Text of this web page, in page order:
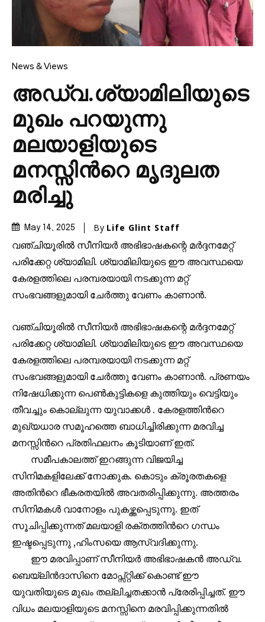
Join our community of
SUBSCRIBERS and be part of the
conversation.
To subscribe, simply enter your email address on our website
or click the subscribe button below. Don't worry, we respect
your privacy and won't spam your inbox. Your information is
safe with us.
News & Views
അഡ്വ.ശ്യാമിലിയുടെ
മുഖം പറയുന്നു
മലയാളിയുടെ
മനസ്സിൻറെ മൃദുലത
മരിച്ചു
May 14, 2025 By Life Glint Staff
വഞ്ചിയൂരിൽ സീനിയർ അഭിഭാഷകന്റെ മർദ്ദനമേറ്റ്
പരിക്കേറ്റ ശ്യാമിലി. ശ്യാമിലിയുടെ ഈ അവസ്ഥയെ
കേരളത്തിലെ പരമ്പരയായി നടക്കുന്ന മറ്റ്
സംഭവങ്ങളുമായി ചേർത്തു വേണം കാണാൻ.
വഞ്ചിയൂരിൽ സീനിയർ അഭിഭാഷകന്റെ മർദ്ദനമേറ്റ്
പരിക്കേറ്റ ശ്യാമിലി. ശ്യാമിലിയുടെ ഈ അവസ്ഥയെ
കേരളത്തിലെ പരമ്പരയായി നടക്കുന്ന മറ്റ്
സംഭവങ്ങളുമായി ചേർത്തു വേണം കാണാൻ. പ്രണയം
നിഷേധിക്കുന്ന പെൺകുട്ടികളെ കുത്തിയും വെട്ടിയും
തീവച്ചും കൊല്ലുന്ന യുവാക്കൾ . കേരളത്തിൻറെ
മുഖ്യധാര സമൂഹത്തെ ബാധിച്ചിരിക്കുന്ന മരവിച്ച
മനസ്സിൻറെ പ്രതിഫലനം കൂടിയാണ് ഇത്.
സമീപകാലത്ത് ഇറങ്ങുന്ന വിജയിച്ച
സിനിമകളിലേക്ക് നോക്കുക. കൊടും ക്രൂരതകളെ
അതിൻറെ ഭീകരതയിൽ അവതരിപ്പിക്കുന്നു. അത്തരം
സിനിമകൾ വാനോളം പുകഴ്ത്തപ്പെടുന്നു. ഇത്
സൂചിപ്പിക്കുന്നത് മലയാളി രക്തത്തിൻറെ ഗന്ധം
ഇഷ്ടപ്പെടുന്നു ,ഹിംസയെ ആസ്വദിക്കുന്നു.
ഈ മരവിപ്പാണ് സീനിയർ അഭിഭാഷകൻ അഡ്വ.
ബെയ്ലിൻദാസിനെ മോപ്സ്റ്റിക്ക് കൊണ്ട് ഈ
യുവതിയുടെ മുഖം തല്ലിച്ചതക്കാൻ പ്രേരിപ്പിച്ചത്. ഈ
വിധം മലയാളിയുടെ മനസ്സിനെ മരവിപ്പിക്കുന്നതിൽ